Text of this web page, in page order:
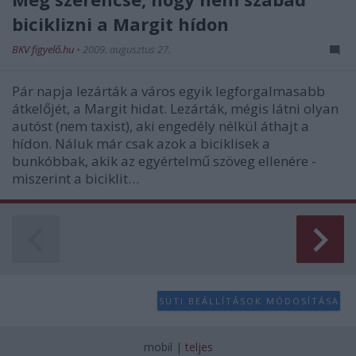
biciklizni a Margit hídon
BKV figyelő.hu • 2009. augusztus 27.
Pár napja lezárták a város egyik legforgalmasabb
átkelőjét, a Margit hidat. Lezárták, mégis látni olyan
autóst (nem taxist), aki engedély nélkül áthajt a
hídon. Náluk már csak azok a biciklisek a
bunkóbbak, akik az egyértelmű szöveg ellenére -
miszerint a biciklit…
SÜTI BEÁLLÍTÁSOK MÓDOSÍTÁSA
mobil | teljes